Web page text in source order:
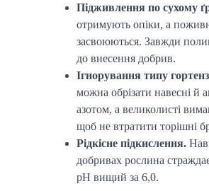
Підживлення по сухому
отримують опіки, а
засвоюються. Завжди
до внесення добрив.
Ігнорування типу
можна обрізати навесні й
азотом, а великолисті
щоб не втратити торішні
Рідкісне підкислення.
добривах рослина
pH вищий за 6,0.